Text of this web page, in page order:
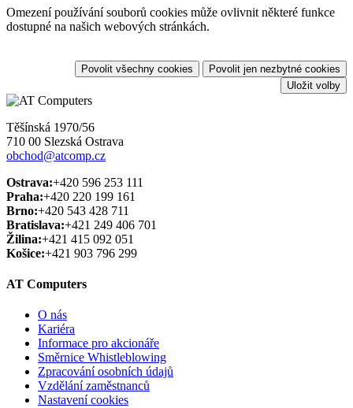
Omezení používání souborů cookies může ovlivnit některé funkce
dostupné na našich webových stránkách.
Povolit všechny cookies
Povolit jen nezbytné cookies
Uložit volby
Těšínská 1970/56
710 00 Slezská Ostrava
obchod@atcomp.cz
Ostrava:+420 596 253 111
Praha:+420 220 199 161
Brno:+420 543 428 711
Bratislava:+421 249 406 701
Žilina:+421 415 092 051
Košice:+421 903 796 299
AT Computers
O nás
Kariéra
Informace pro akcionáře
Směrnice Whistleblowing
Zpracování osobních údajů
Vzdělání zaměstnanců
Nastavení cookies